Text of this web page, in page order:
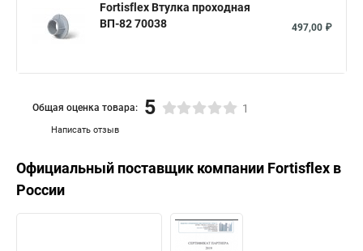
Fortisflex Втулка проходная
ВП-82 70038
497,00 ₽
Написать отзыв
Общая оценка товара: 5 1
Официальный поставщик компании Fortisflex в
России